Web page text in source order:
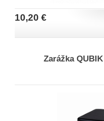
10,20 €
Zarážka